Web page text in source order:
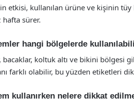
etkisi, kullanılan ürüne ve kişinin tüy
sürer.
hangi bölgelerde
koltuk altı ve bikini bölgesi
farklı olabilir, bu yüzden etiketleri
kullanırken nelere dikkat